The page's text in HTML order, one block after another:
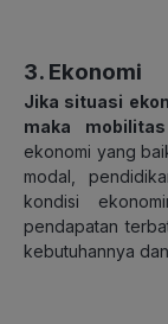
3. Ekonomi
Jika situasi
maka
ekonomi yang
modal,
kondisi
pendapatan
kebutuhannya